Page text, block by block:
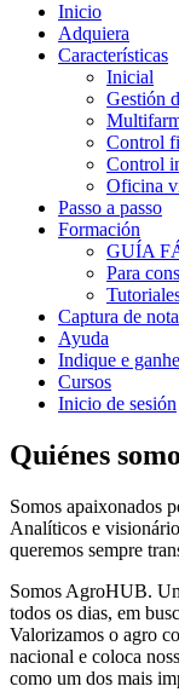
Inicio
Adquiera
Características
Inicial
Gestión
Control
Control
Oficina
Passo a passo
Formación
GUÍA
Para
Captura de
Ayuda
Indique e ganhe
Cursos
Inicio de sesión
Quiénes
Somos apaixonados
Analíticos e
queremos sempre
Somos AgroHUB.
todos os dias, em
Valorizamos o agro
nacional e coloca
como um dos mais